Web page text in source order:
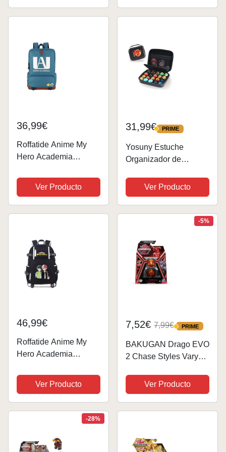
grande 3P, mochila de
grande 3P, mochila de
36,99€
Roffatide Anime My
Hero Academia
Cosplay Bolsa para
portátil Bolsa de
escuela universitaria
Ver Producto
31,99€ PRIME
PRIME
Yosuny Estuche
Organizador de
con Figuras Bakugan,
BakuCores y Figuras
de Lucha, Mini Estuche
Ver Producto
46,99€
Roffatide Anime My
Hero Academia
escuela universitaria
Print Mochila para
portátil con puerto de
carga USB y puerto
Ver Producto
-5%
7,52€ 7,99€ PRIME
PRIME
BAKUGAN Drago EVO
2 Chase Styles Vary
Modelo Surtido
Ver Producto
-28%